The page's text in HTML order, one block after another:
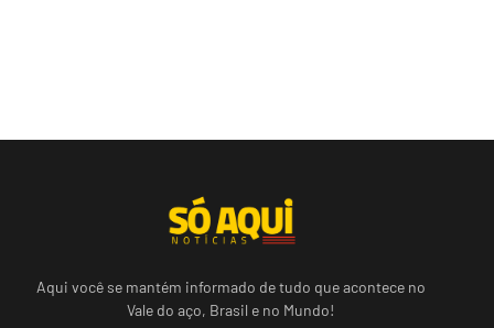
Aqui você se mantém informado de tudo que acontece no
Vale do aço, Brasil e no Mundo!